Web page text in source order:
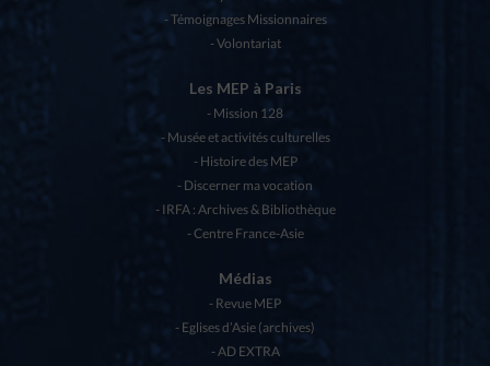
Témoignages Missionnaires
Volontariat
Les MEP à Paris
Mission 128
Musée et activités culturelles
Histoire des MEP
Discerner ma vocation
IRFA : Archives & Bibliothèque
Centre France-Asie
Médias
Revue MEP
Eglises d’Asie (archives)
AD EXTRA